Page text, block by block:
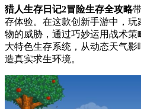
猎人生存日记2冒险生存全攻略
存体验。在这款创新手游中，
物的威胁，通过巧妙运用战术
大特色生存系统，从动态天气
造真实求生环境。